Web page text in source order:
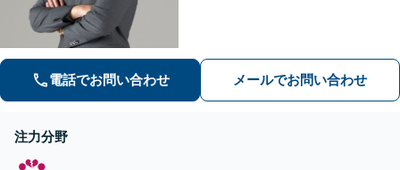
電話でお問い合わせ メールでお問い合わせ
注力分野